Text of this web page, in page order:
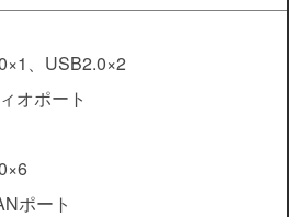
、USB2.0×2
オポート
ポート